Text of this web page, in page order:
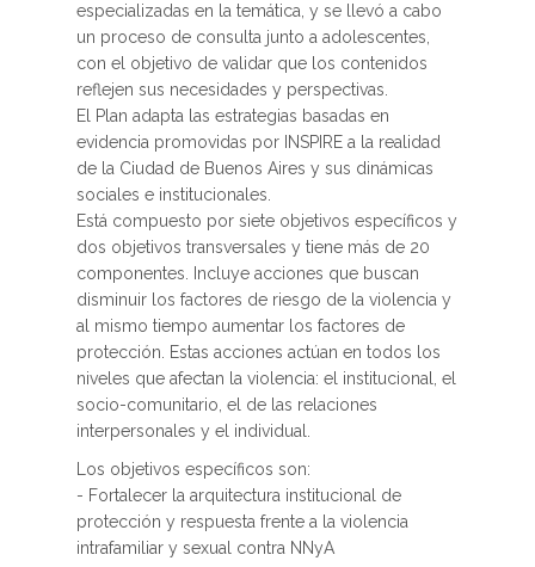
especializadas en la temática, y se llevó a cabo
un proceso de consulta junto a adolescentes,
con el objetivo de validar que los contenidos
reflejen sus necesidades y perspectivas.
El Plan adapta las estrategias basadas en
evidencia promovidas por INSPIRE a la realidad
de la Ciudad de Buenos Aires y sus dinámicas
sociales e institucionales.
Está compuesto por siete objetivos específicos y
dos objetivos transversales y tiene más de 20
componentes. Incluye acciones que buscan
disminuir los factores de riesgo de la violencia y
al mismo tiempo aumentar los factores de
protección. Estas acciones actúan en todos los
niveles que afectan la violencia: el institucional, el
socio-comunitario, el de las relaciones
interpersonales y el individual.
Los objetivos específicos son:
- Fortalecer la arquitectura institucional de
protección y respuesta frente a la violencia
intrafamiliar y sexual contra NNyA